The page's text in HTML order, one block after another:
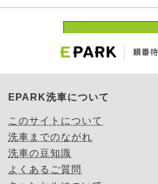
EPARK洗車について
このサイトについて
洗車までのながれ
洗車の豆知識
よくあるご質問